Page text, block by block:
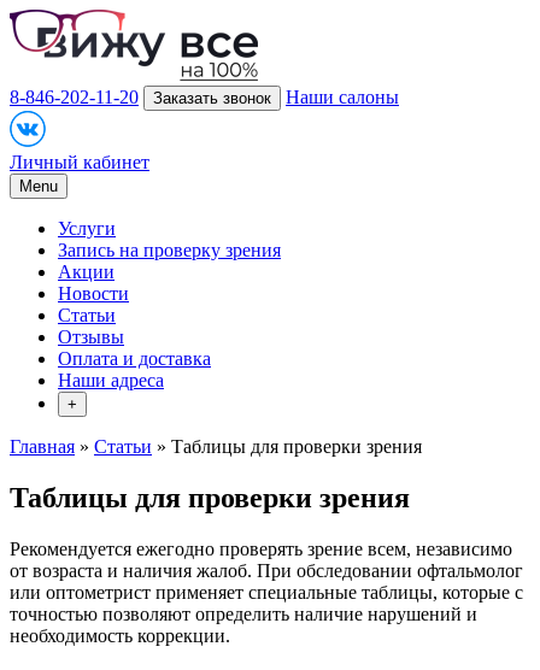
8-846-202-11-20 Заказать звонок Наши салоны
Личный кабинет
Menu
Услуги
Запись на проверку зрения
Акции
Новости
Статьи
Отзывы
Оплата и доставка
Наши адреса
+
Главная » Статьи » Таблицы для проверки зрения
Таблицы для проверки зрения
Рекомендуется ежегодно проверять зрение всем, независимо
от возраста и наличия жалоб. При обследовании офтальмолог
или оптометрист применяет специальные таблицы, которые с
точностью позволяют определить наличие нарушений и
необходимость коррекции.